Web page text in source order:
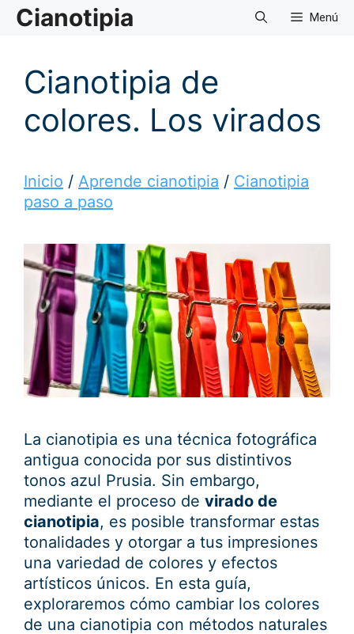
Saltar
Cianotipia Menú
Cianotipia de
colores. Los virados
Inicio / Aprende cianotipia / Cianotipia
paso a paso
La cianotipia es una técnica fotográfica
antigua conocida por sus distintivos
tonos azul Prusia. Sin embargo,
mediante el proceso de virado de
cianotipia, es posible transformar estas
tonalidades y otorgar a tus impresiones
una variedad de colores y efectos
artísticos únicos. En esta guía,
exploraremos cómo cambiar los colores
de una cianotipia con métodos naturales